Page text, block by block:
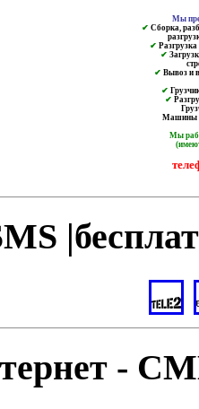
Мы
✔ Сборка,
✔ Разгрузка
✔
✔ Вывоз и
✔
✔
Машины
Мы
-